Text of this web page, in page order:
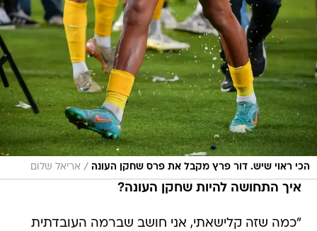
הכי ראוי שיש. דור פרץ מקבל את פרס שחקן העונה / אריאל שלום
איך התחושה להיות שחקן העונה?
"כמה שזה קלישאתי, אני חושב שברמה העובדתית